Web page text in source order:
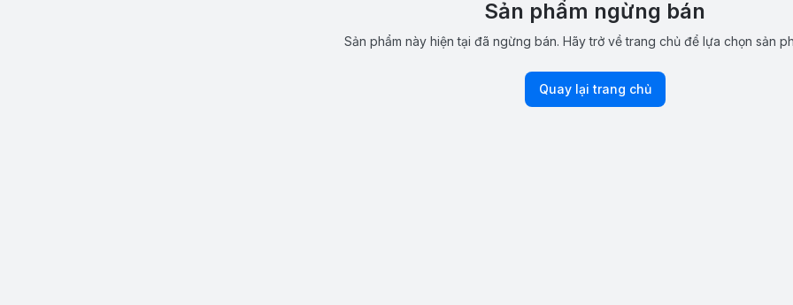
Sản phẩm ngừng bán
Sản phẩm này hiện tại đã ngừng bán. Hãy trở về trang chủ để lựa chọn sản
Quay lại trang chủ